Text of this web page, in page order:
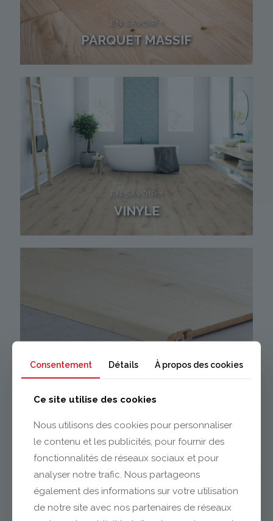
EN SAVOIR +
PARQUET MASSIF
EN SAVOIR +
VINYLE
EN SAVOIR +
ACCESSOIRES DE POSE
Consentement Détails À propos des cookies
Ce site utilise des cookies
Nous utilisons des cookies pour personnaliser
le contenu et les publicités, pour fournir des
fonctionnalités de réseaux sociaux et pour
analyser notre trafic. Nous partageons
également des informations sur votre utilisation
de notre site avec nos partenaires de réseaux